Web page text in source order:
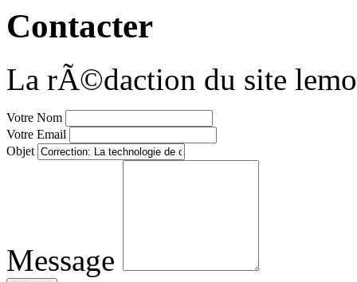
Contacter
La rÃ©daction du site
Votre Nom
Votre Email
Objet
Message